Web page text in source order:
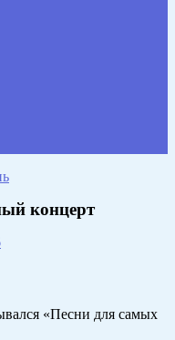
концерт
«Песни для самых